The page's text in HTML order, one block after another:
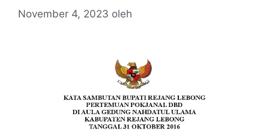
November 4, 2023 oleh